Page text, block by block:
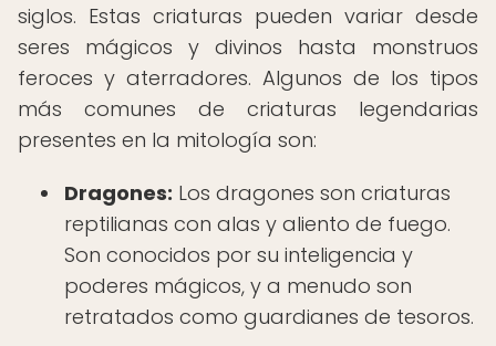
siglos. Estas criaturas pueden variar desde
seres mágicos y divinos hasta monstruos
feroces y aterradores. Algunos de los tipos
más comunes de criaturas legendarias
presentes en la mitología son:
Dragones: Los dragones son criaturas
reptilianas con alas y aliento de fuego.
Son conocidos por su inteligencia y
poderes mágicos, y a menudo son
retratados como guardianes de tesoros.